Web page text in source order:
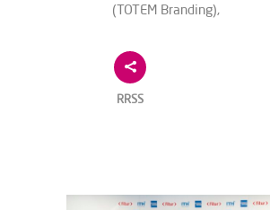
(TOTEM Branding),
RRSS